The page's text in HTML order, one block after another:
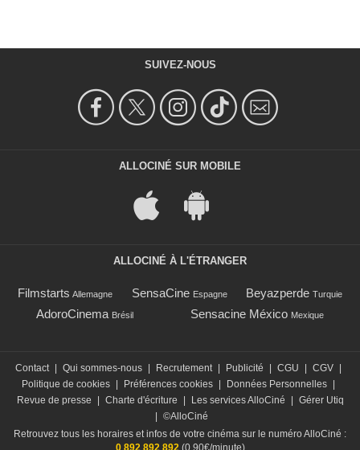
SUIVEZ-NOUS
ALLOCINÉ SUR MOBILE
ALLOCINÉ À L'ÉTRANGER
Filmstarts Allemagne SensaCine Espagne Beyazperde Turquie
AdoroCinema Brésil Sensacine México Mexique
Contact Qui sommes-nous Recrutement Publicité CGU CGV
Politique de cookies
Préférences cookies Données Personnelles
Revue de presse
Charte d'écriture Les services AlloCiné
Gérer Utiq
©AlloCiné
Retrouvez tous les horaires et infos de votre cinéma sur le numéro AlloCiné :